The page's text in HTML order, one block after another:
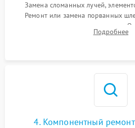
Замена сломанных лучей,
Ремонт или замена порванных
трехосевого подвеса камеры.
восстановление механизмаПодробнее
4. Компонентный